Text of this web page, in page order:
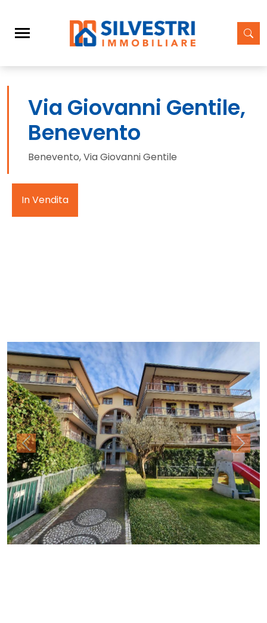
Via Giovanni Gentile,
Benevento
Benevento, Via Giovanni Gentile
In Vendita
Previous Next